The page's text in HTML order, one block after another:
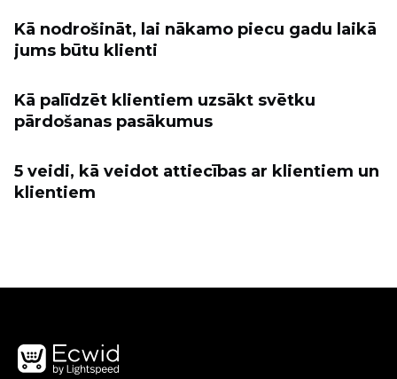
Kā nodrošināt, lai nākamo piecu gadu laikā
jums būtu klienti
Kā palīdzēt klientiem uzsākt svētku
pārdošanas pasākumus
5 veidi, kā veidot attiecības ar klientiem un
klientiem